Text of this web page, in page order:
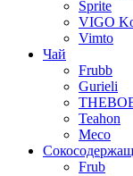
Sprite
VIGO
Vimto
Чай
Frubb
Gurieli
Teahon
Meco
Frub